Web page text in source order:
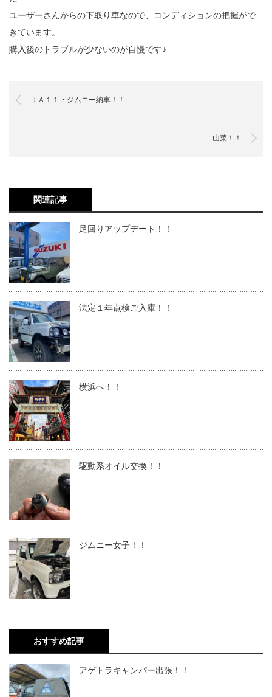
ユーザーさんからの下取り車なので、コンディションの把握がで
きています。
購入後のトラブルが少ないのが自慢です♪
ＪＡ１１・ジムニー納車！！
山菜！！
関連記事
足回りアップデート！！
法定１年点検ご入庫！！
横浜へ！！
駆動系オイル交換！！
ジムニー女子！！
おすすめ記事
アゲトラキャンパー出張！！